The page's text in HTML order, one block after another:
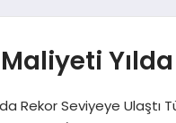
Rekor Seviyeye